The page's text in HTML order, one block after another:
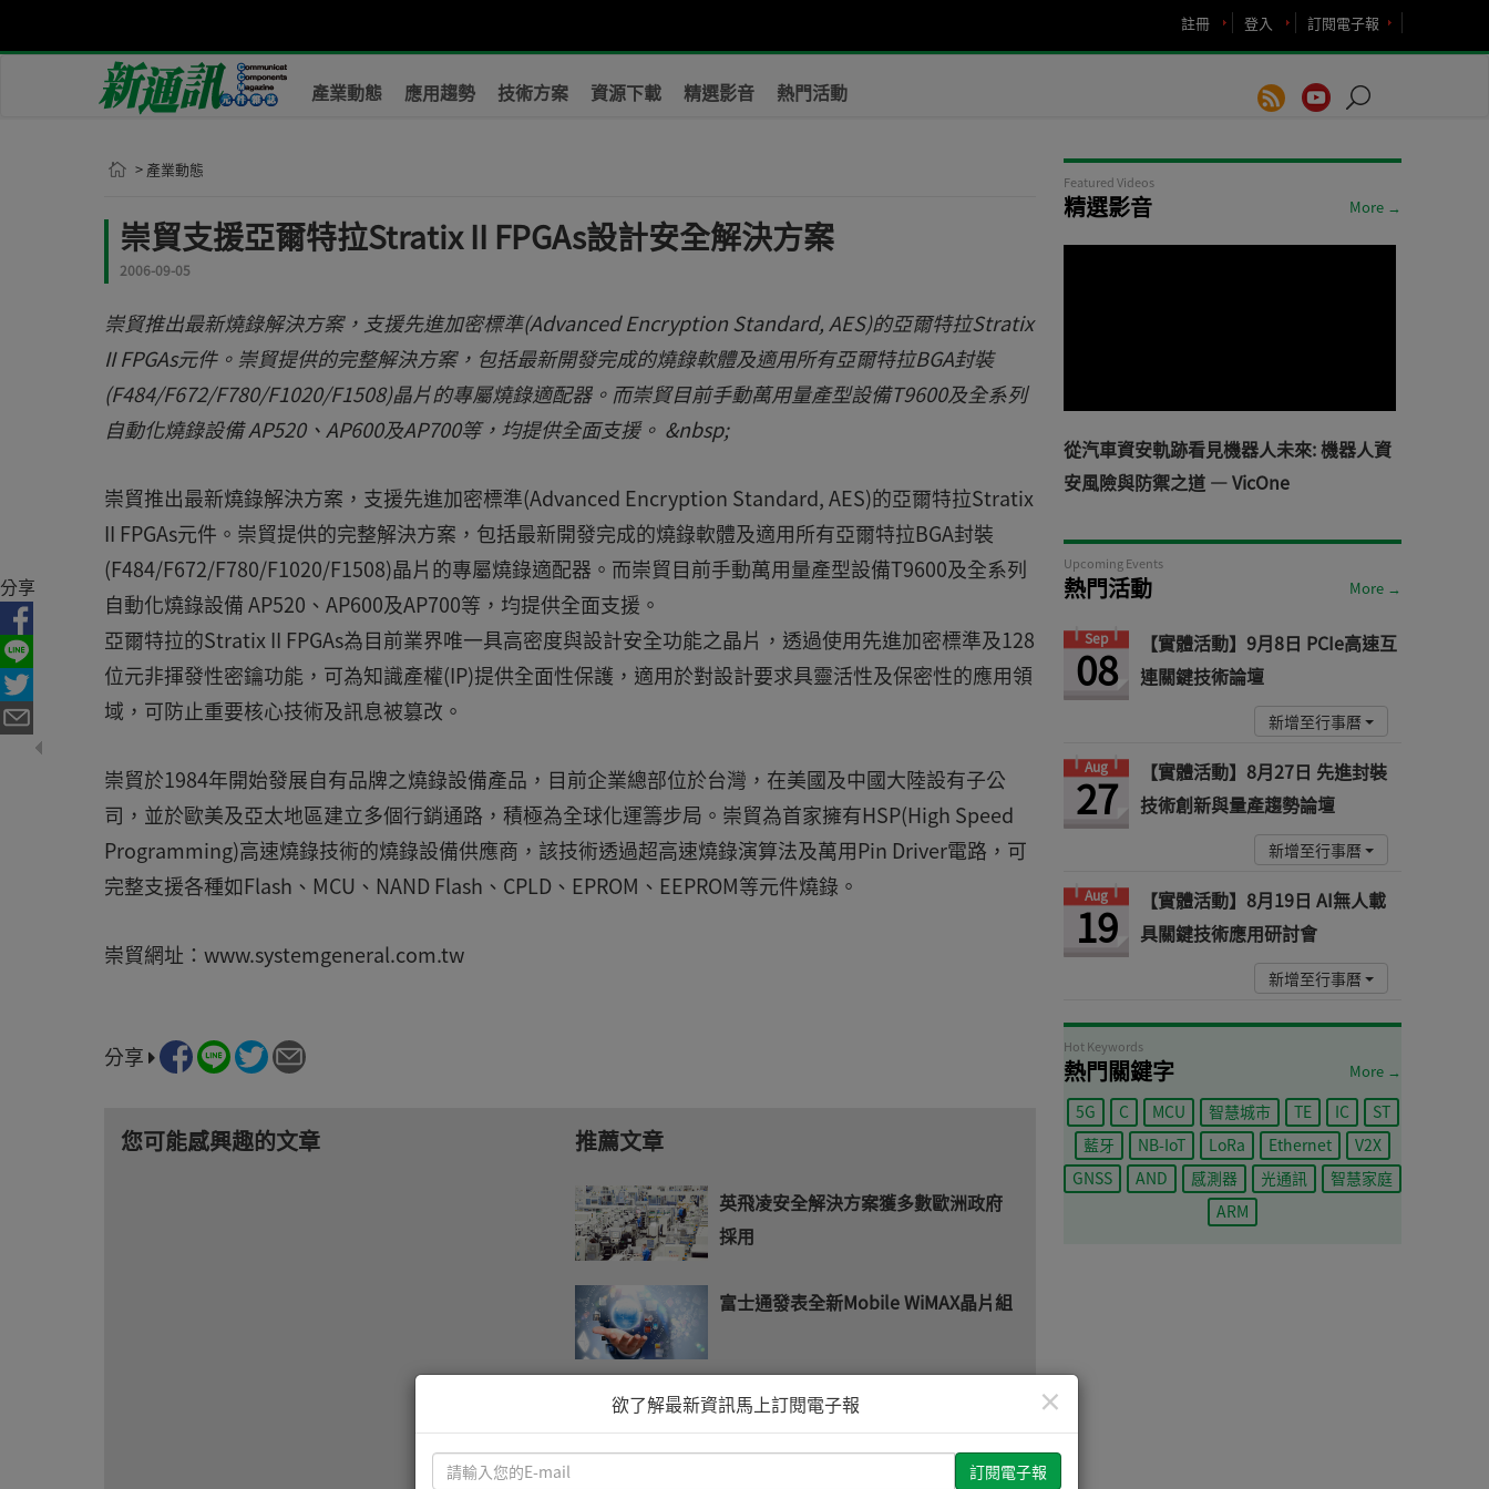
訂閱電子報
登入
註冊
產業動態 應用趨勢 技術方案 資源下載 精選影音 熱門活動
> 產業動態
崇貿支援亞爾特拉Stratix II FPGAs設計安全解決方案
2006-09-05
崇貿推出最新燒錄解決方案，支援先進加密標準(Advanced Encryption Standard, AES)的亞爾特拉Stratix
II FPGAs元件。崇貿提供的完整解決方案，包括最新開發完成的燒錄軟體及適用所有亞爾特拉BGA封裝
(F484/F672/F780/F1020/F1508)晶片的專屬燒錄適配器。而崇貿目前手動萬用量產型設備T9600及全系列
自動化燒錄設備 AP520、AP600及AP700等，均提供全面支援。 &nbsp;
崇貿推出最新燒錄解決方案，支援先進加密標準(Advanced Encryption Standard, AES)的亞爾特拉Stratix
II FPGAs元件。崇貿提供的完整解決方案，包括最新開發完成的燒錄軟體及適用所有亞爾特拉BGA封裝
(F484/F672/F780/F1020/F1508)晶片的專屬燒錄適配器。而崇貿目前手動萬用量產型設備T9600及全系列
自動化燒錄設備 AP520、AP600及AP700等，均提供全面支援。
亞爾特拉的Stratix II FPGAs為目前業界唯一具高密度與設計安全功能之晶片，透過使用先進加密標準及128
位元非揮發性密鑰功能，可為知識產權(IP)提供全面性保護，適用於對設計要求具靈活性及保密性的應用領
域，可防止重要核心技術及訊息被篡改。
崇貿於1984年開始發展自有品牌之燒錄設備產品，目前企業總部位於台灣，在美國及中國大陸設有子公
司，並於歐美及亞太地區建立多個行銷通路，積極為全球化運籌步局。崇貿為首家擁有HSP(High Speed
Programming)高速燒錄技術的燒錄設備供應商，該技術透過超高速燒錄演算法及萬用Pin Driver電路，可
完整支援各種如Flash、MCU、NAND Flash、CPLD、EPROM、EEPROM等元件燒錄。
崇貿網址：www.systemgeneral.com.tw
分享
您可能感興趣的文章 推薦文章
英飛凌安全解決方案獲多數歐洲政府
採用
富士通發表全新Mobile WiMAX晶片組
ROHM宣布TVS二極體研發成功
Featured Videos
精選影音 More →
從汽車資安軌跡看見機器人未來: 機器人資
安風險與防禦之道 — VicOne
Upcoming Events
熱門活動 More →
Sep
08
【實體活動】9月8日 PCIe高速互
連關鍵技術論壇
新增至行事曆
Aug
27
【實體活動】8月27日 先進封裝
技術創新與量產趨勢論壇
新增至行事曆
Aug
19
【實體活動】8月19日 AI無人載
具關鍵技術應用研討會
新增至行事曆
Hot Keywords
熱門關鍵字 More →
5G C MCU 智慧城市 TE IC
ST
藍牙
NB-IoT LoRa Ethernet
V2X
GNSS
AND 感測器 光通訊
智慧家庭
ARM
分享
×
欲了解最新資訊馬上訂閱電子報